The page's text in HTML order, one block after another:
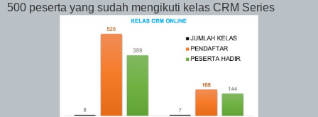
500 peserta yang sudah mengikuti kelas CRM Series